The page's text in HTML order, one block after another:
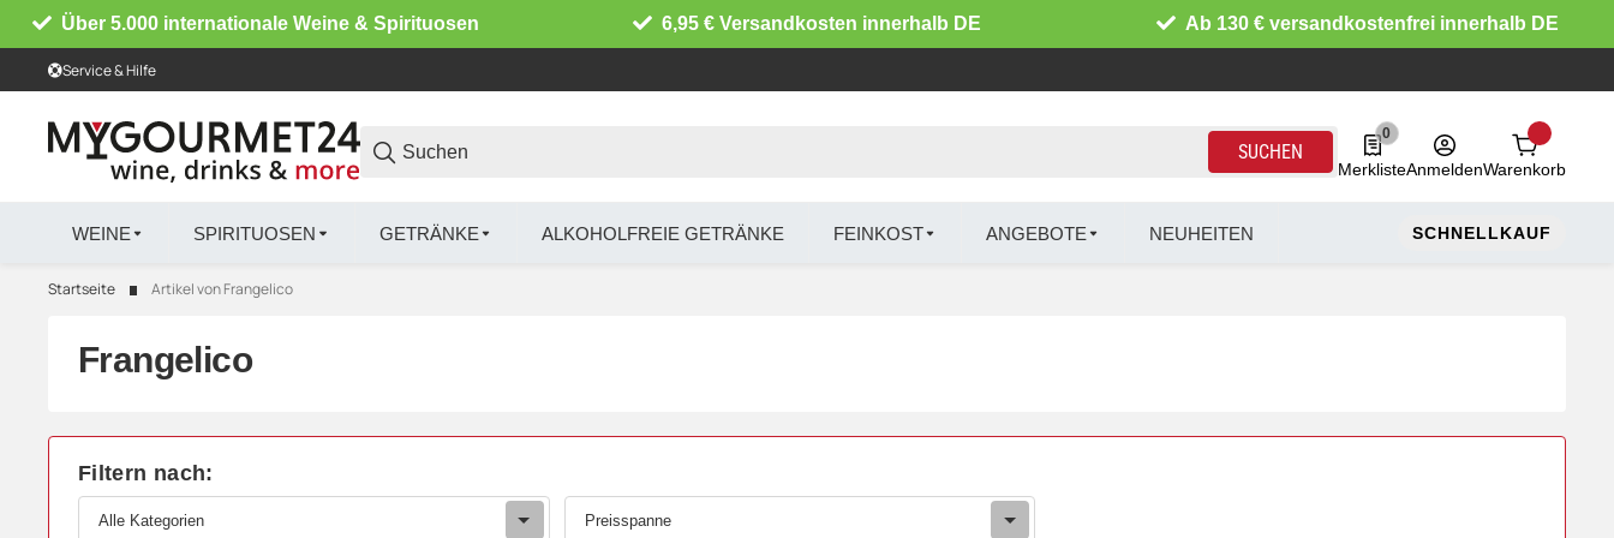
Über 5.000 internationale Weine & Spirituosen 6,95 € Versandkosten innerhalb DE Ab 130 € versandkostenfrei innerhalb DE
Service & Hilfe
SUCHEN
0
0 Produkte in der Liste
MerklisteAnmeldenWarenkorb
WEINE SPIRITUOSEN GETRÄNKE ALKOHOLFREIE GETRÄNKE FEINKOST ANGEBOTE NEUHEITEN SCHNELLKAUF
Startseite Artikel von Frangelico
Frangelico
Filtern nach:
Alle Kategorien Preisspanne